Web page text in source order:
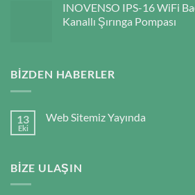
INOVENSO IPS-16 WiFi
Kanallı Şırınga Pompası
BIZDEN HABERLER
13
Eki
Web Sitemiz Yayında
BIZE ULAŞIN